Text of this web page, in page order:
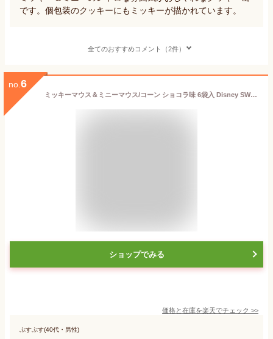
です。個包装のクッキーにもミッキーが描かれています。
全てのおすすめコメント（2件）
no. 6
ミッキーマウス＆ミニーマウス/コーン ショコラ味 6袋入 Disney SWEETS COLLECTION by 東京ばな奈 メーカー公式 ディズニー コーン スナック シリアル菓子 お取り寄せ おやつ スイーツ 人気 お土産 定番土産 お菓子 小分け ミッキー ミニー 缶 ギフト プレゼント 贈り物
ショップでみる
価格と在庫を楽天でチェック >>
ぷすぷす(40代・男性)